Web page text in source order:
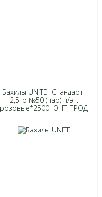
Бахилы UNITE "Стандарт"
2,5гр №50 (пар) п/эт.
розовые*2500 ЮНТ-ПРОД